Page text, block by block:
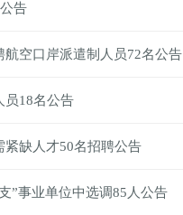
告
空口岸派遣制人员72名公告
员18名公告
紧缺人才50名招聘公告
”事业单位中选调85人公告